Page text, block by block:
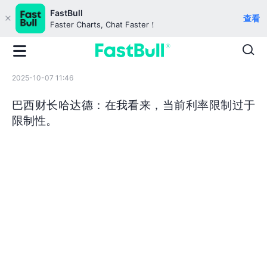
FastBull
Faster Charts, Chat Faster！
查看
2025-10-07 11:46
巴西财长哈达德：在我看来，当前利率限制过于
限制性。